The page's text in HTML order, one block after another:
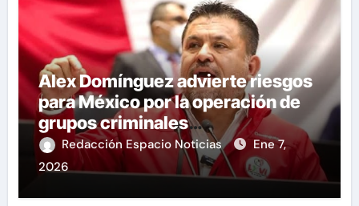
Alex Domínguez advierte riesgos
para México por la operación de
grupos criminales
transnacionales
Redacción Espacio Noticias
Ene 7,
2026